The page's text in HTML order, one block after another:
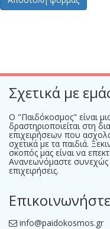
Σχετικά με
Ο "Παιδόκοσμος" είναι
δραστηριοποιείται στη
επιχειρήσεων που
σχετικά με τα παιδιά.
σκοπός μας είναι να
Ανανεωνόμαστε συνεχώς
επιχειρήσεις.
info@paidokosmos.gr